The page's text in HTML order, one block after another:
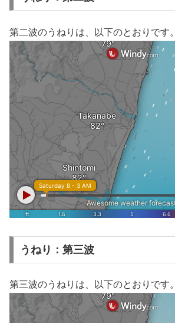
第二波のうねりは、以下のとおりです。
うねり：第三波
第三波のうねりは、以下のとおりです。